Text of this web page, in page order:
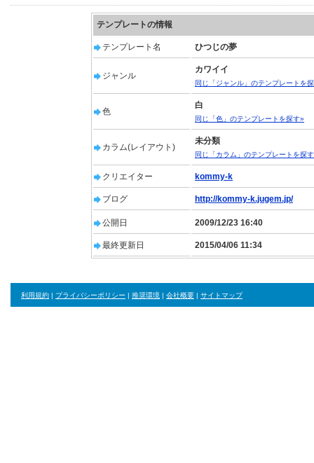
テンプレートの情報
テンプレート名 ひつじの夢
ジャンル
カワイイ
同じ「ジャンル」のテンプレートを
色
白
同じ「色」のテンプレートを探す»
カラム(レイアウト)
未分類
同じ「カラム」のテンプレートを探
クリエイター kommy-k
ブログ http://kommy-k.jugem.jp/
公開日 2009/12/23 16:40
最終更新日 2015/04/06 11:34
利用規約 | プライバシーポリシー | 推奨環境 | 会社概要 | サイトマップ